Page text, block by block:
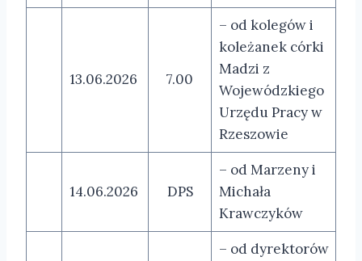
13.06.2026 7.00
– od kolegów i
koleżanek córki
Madzi z
Wojewódzkiego
Urzędu Pracy w
Rzeszowie
14.06.2026 DPS
– od Marzeny i
Michała
Krawczyków
– od dyrektorów